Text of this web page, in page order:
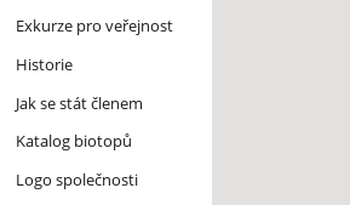
Exkurze pro veřejnost
Historie
Jak se stát členem
Katalog biotopů
Logo společnosti